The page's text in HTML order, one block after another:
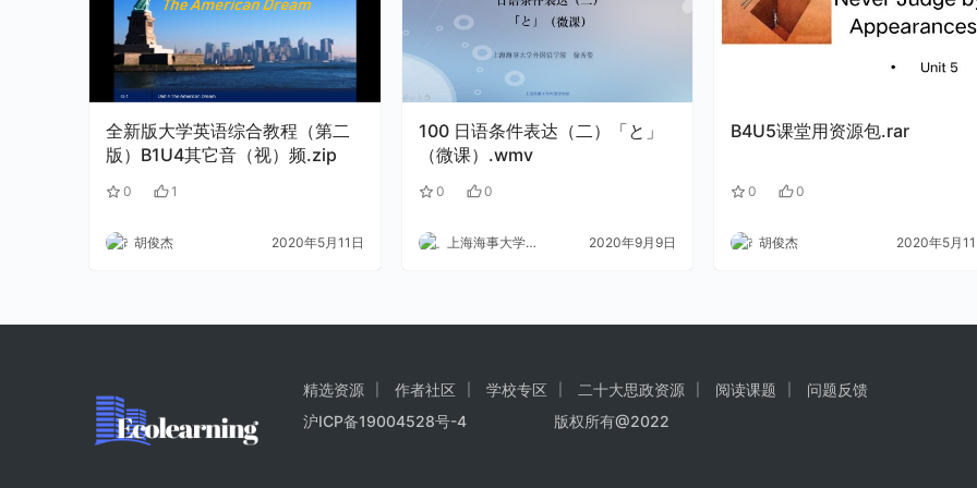
全新版大学英语综合教程（第二
版）B1U4其它音（视）频.zip
0 1
胡俊杰 2020年5月11日
100 日语条件表达（二）「と」
（微课）.wmv
0 0
上海海事大学外语 2020年9月9日
B4U5课堂用资源包.rar
0 0
胡俊杰 2020年5月
精选资源 作者社区 学校专区 二十大思政资源 阅读课题
问题反馈
沪ICP备19004528号-4
版权所有@2022